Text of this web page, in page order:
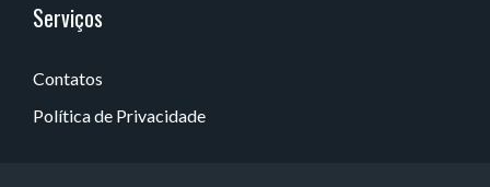
Serviços
Contatos
Política de Privacidade